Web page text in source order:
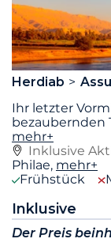
Herdiab
Ihr letzter
bezaubernden
mehr+
Inklusive
Philae, mehr+
Frühstück
Inklusive
Der Preis